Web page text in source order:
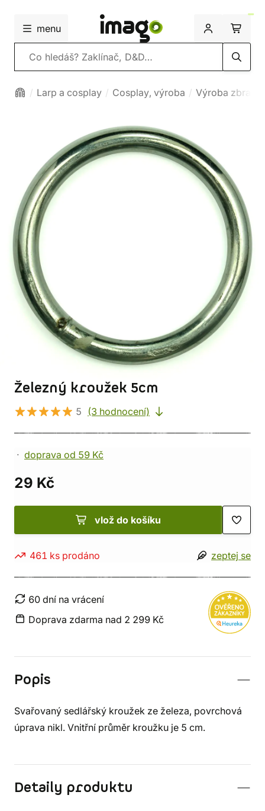
menu
Vyhledávání
Larp a cosplay Cosplay, výroba Výroba zbraní
Železný kroužek 5cm
5 (3 hodnocení)
doprava od 59 Kč
29 Kč
vlož do košíku
461 ks prodáno zeptej se
60 dní na vrácení
Doprava zdarma nad 2 299 Kč
Popis
Svařovaný sedlářský kroužek ze železa, povrchová
úprava nikl. Vnitřní průměr kroužku je 5 cm.
Detaily produktu